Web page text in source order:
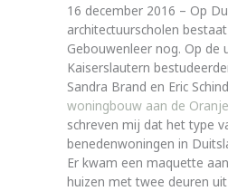
16 december 2016 – Op
architectuurscholen
Gebouwenleer nog. Op de
Kaiserslautern
Sandra Brand en Eric
woningbouw aan de
schreven mij dat het type
benedenwoningen in
Er kwam een maquette
huizen met twee deuren